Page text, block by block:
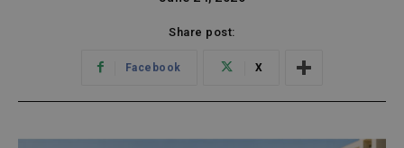
Share post:
Facebook X